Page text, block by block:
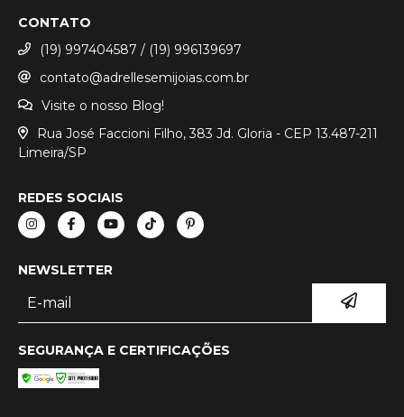
CONTATO
(19) 997404587 / (19) 996139697
contato@adrellesemijoias.com.br
Visite o nosso Blog!
Rua José Faccioni Filho, 383 Jd. Gloria - CEP 13.487-211
Limeira/SP
REDES SOCIAIS
NEWSLETTER
SEGURANÇA E CERTIFICAÇÕES